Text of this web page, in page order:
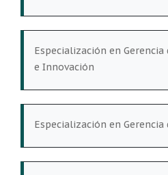
Especialización en Gerencia
e Innovación
Especialización en Gerencia